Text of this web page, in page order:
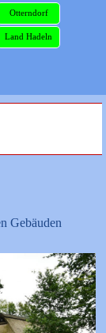
Otterndorf
Land Hadeln
Gebäuden